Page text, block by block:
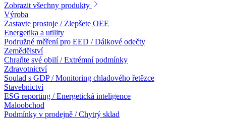
Zobrazit všechny produkty
Výroba
Zastavte prostoje / Zlepšete OEE
Energetika a utility
Podružné měření pro EED / Dálkové odečty
Zemědělství
Chraňte své obilí / Extrémní podmínky
Zdravotnictví
Soulad s GDP / Monitoring chladového řetězce
Stavebnictví
ESG reporting / Energetická inteligence
Maloobchod
Podmínky v prodejně / Chytrý sklad